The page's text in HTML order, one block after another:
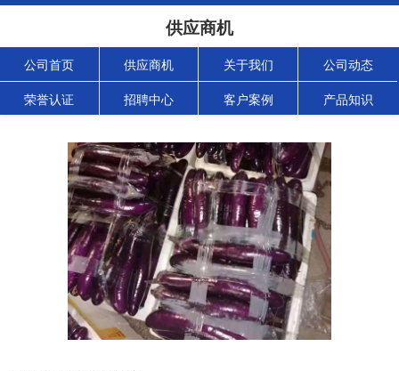
供应商机
公司首页 供应商机 关于我们 公司动态
荣誉认证 招聘中心 客户案例 产品知识